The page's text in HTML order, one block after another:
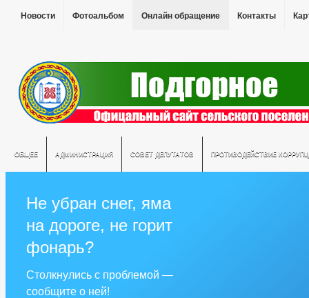
Новости Фотоальбом Онлайн обращение Контакты
ОБЩЕЕ АДМИНИСТРАЦИЯ СОВЕТ ДЕПУТАТОВ ПРОТИВОДЕЙСТВИЕ
Не убран снег, яма
на дороге, не горит
фонарь?
Столкнулись с проблемой —
сообщите о ней!